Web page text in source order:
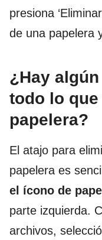
presiona
de una papelera
¿Hay
todo lo
papelera?
El atajo para
papelera es
el ícono de
parte izquierda.
archivos,